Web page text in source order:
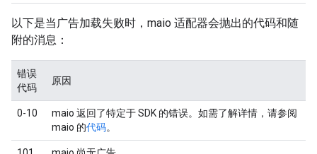
以下是当广告加载失败时，maio 适配器会抛出的代码和随
附的消息：
错误
代码
原因
0-10
maio 返回了特定于 SDK 的错误。如需了解详情，请参阅
maio 的代码。